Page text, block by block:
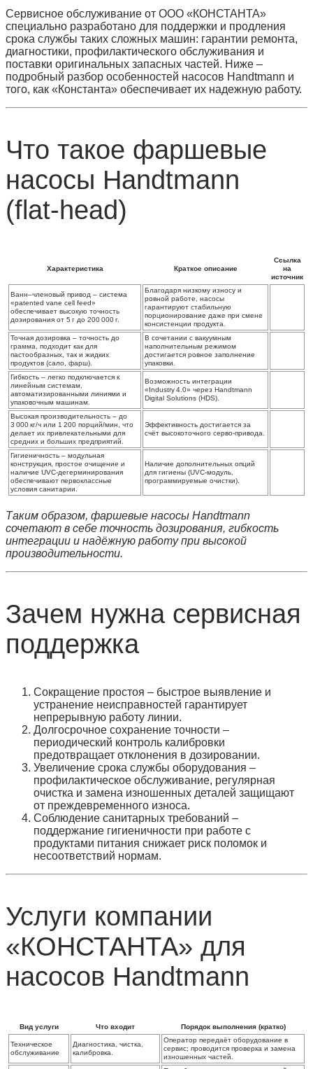
Сервисное обслуживание от ООО «КОНСТАНТА»
специально разработано для поддержки и продления
срока службы таких сложных машин: гарантии ремонта,
диагностики, профилактического обслуживания и
поставки оригинальных запасных частей. Ниже –
подробный разбор особенностей насосов Handtmann и
того, как «Константа» обеспечивает их надежную работу.
Что такое фаршевые
насосы Handtmann
(flat‑head)
Характеристика Краткое описание
Ссылка
на
источник
Ванн–членовый привод – система
«patented vane cell feed»
обеспечивает высокую точность
дозирования от 5 г до 200 000 г.
Благодаря низкому износу и
ровной работе, насосы
гарантируют стабильную
порционирование даже при смене
консистенции продукта.
Точная дозировка – точность до
грамма, подходит как для
пастообразных, так и жидких
продуктов (сало, фарш).
В сочетании с вакуумным
наполнительным режимом
достигается ровное заполнение
упаковки.
Гибкость – легко подключается к
линейным системам,
автоматизированными линиями и
упаковочным машинам.
Возможность интеграции
«Industry 4.0» через Handtmann
Digital Solutions (HDS).
Высокая производительность – до
3 000 кг/ч или 1 200 порций/мин, что
делает их привлекательными для
средних и больших предприятий.
Эффективность достигается за
счёт высокоточного серво‑привода.
Гигиеничность – модульная
конструкция, простое очищение и
наличие UVC‑дегерминирования
обеспечивают первоклассные
условия санитарии.
Наличие дополнительных опций
для гигиены (UVC‑модуль,
программируемые очистки).
Таким образом, фаршевые насосы Handtmann
сочетают в себе точность дозирования, гибкость
интеграции и надёжную работу при высокой
производительности.
Зачем нужна сервисная
поддержка
Сокращение простоя – быстрое выявление и
устранение неисправностей гарантирует
непрерывную работу линии.
Долгосрочное сохранение точности –
периодический контроль калибровки
предотвращает отклонения в дозировании.
Увеличение срока службы оборудования –
профилактическое обслуживание, регулярная
очистка и замена изношенных деталей защищают
от преждевременного износа.
Соблюдение санитарных требований –
поддержание гигиеничности при работе с
продуктами питания снижает риск поломок и
несоответствий нормам.
Услуги компании
«КОНСТАНТА» для
насосов Handtmann
Вид услуги Что входит Порядок выполнения (кратко)
Техническое
обслуживание
Диагностика, чистка,
калибровка.
Оператор передаёт оборудование в
сервис; проводится проверка и замена
изношенных частей.